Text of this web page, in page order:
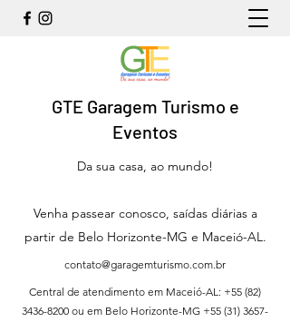
GTE Garagem Turismo e
Eventos
Da sua casa, ao mundo!
Venha passear conosco, saídas diárias a
partir de Belo Horizonte-MG e Maceió-AL.
contato@garagemturismo.com.br
Central de atendimento em Maceió-AL: +55 (82)
3436-8200 ou em Belo Horizonte-MG +55 (31) 3657-